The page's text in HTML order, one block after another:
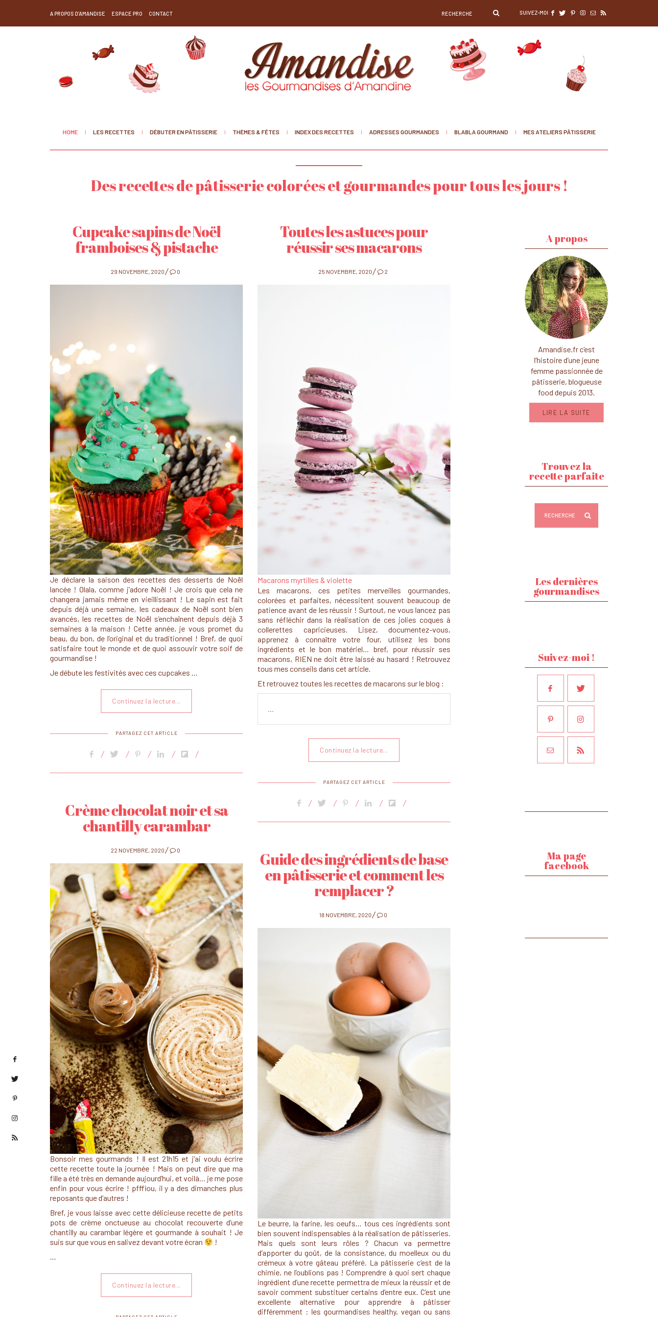
A PROPOS D’AMANDISE ESPACE PRO CONTACT SUIVEZ-MOI
HOME LES RECETTES DÉBUTER EN PÂTISSERIE THÈMES & FÊTES INDEX DES RECETTES ADRESSES GOURMANDES BLABLA GOURMAND MES ATELIERS PÂTISSERIE
Des recettes de pâtisserie colorées et gourmandes pour tous les jours !
Cupcake sapins de Noël
framboises & pistache
POSTED
ON
29 NOVEMBRE, 2020 0
Je déclare la saison des recettes des desserts de Noël
lancée ! Olala, comme j’adore Noël ! Je crois que cela ne
changera jamais même en vieillissant ! Le sapin est fait
depuis déjà une semaine, les cadeaux de Noël sont bien
avancés, les recettes de Noël s’enchaînent depuis déjà 3
semaines à la maison ! Cette année, je vous promet du
beau, du bon, de l’original et du traditionnel ! Bref, de quoi
satisfaire tout le monde et de quoi assouvir votre soif de
gourmandise !
Je débute les festivités avec ces cupcakes …
Continuez la lecture...
PARTAGEZ CET ARTICLE
Toutes les astuces pour
réussir ses macarons
POSTED
25 NOVEMBRE, 2020 2
Macarons myrtilles & violette
Les macarons, ces petites merveilles gourmandes,
colorées et parfaites, nécessitent souvent beaucoup de
patience avant de les réussir ! Surtout, ne vous lancez pas
sans réfléchir dans la réalisation de ces jolies coques à
collerettes capricieuses. Lisez, documentez-vous,
apprenez à connaître votre four, utilisez les bons
ingrédients et le bon matériel… bref, pour réussir ses
macarons, RIEN ne doit être laissé au hasard ! Retrouvez
tous mes conseils dans cet article.
Et retrouvez toutes les recettes de macarons sur le blog :
…
Continuez la lecture...
PARTAGEZ CET ARTICLE
Crème chocolat noir et sa
chantilly carambar
POSTED
ON
22 NOVEMBRE, 2020 0
Bonsoir mes gourmands ! Il est 21h15 et j’ai voulu écrire
cette recette toute la journée ! Mais on peut dire que ma
fille a été très en demande aujourd’hui, et voilà… je me pose
enfin pour vous écrire ! pfffiou, il y a des dimanches plus
reposants que d’autres !
Bref, je vous laisse avec cette délicieuse recette de petits
pots de crème onctueuse au chocolat recouverte d’une
chantilly au carambar légère et gourmande à souhait ! Je
suis sur que vous en salivez devant votre écran
!
…
Continuez la lecture...
Guide des ingrédients de base
en pâtisserie et comment les
remplacer ?
POSTED
18 NOVEMBRE, 2020 0
Le beurre, la farine, les oeufs… tous ces ingrédients sont
bien souvent indispensables à la réalisation de pâtisseries.
Mais quels sont leurs rôles ? Chacun va permettre
d’apporter du goût, de la consistance, du moelleux ou du
crémeux à votre gâteau préféré. La pâtisserie c’est de la
chimie, ne l’oublions pas ! Comprendre à quoi sert chaque
ingrédient d’une recette permettra de mieux la réussir et de
savoir comment substituer certains d’entre eux. C’est une
excellente alternative pour apprendre à pâtisser
différemment : les gourmandises healthy, vegan ou sans
A propos
Amandise.fr c’est
l’histoire d’une jeune
femme passionnée de
pâtisserie, blogueuse
food depuis 2013.
LIRE LA SUITE
Trouvez la
recette parfaite
Les dernières
gourmandises
Suivez-moi !
Ma page
facebook